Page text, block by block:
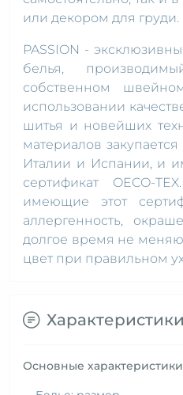
или декором для груди.
PASSION -
белья,
собственном
использовании
шитья и новейших
материалов
Италии и Испании, и
сертификат OECO-
имеющие этот
аллергенность,
долгое время не
цвет при правильном
Характеристики
Основные характеристики